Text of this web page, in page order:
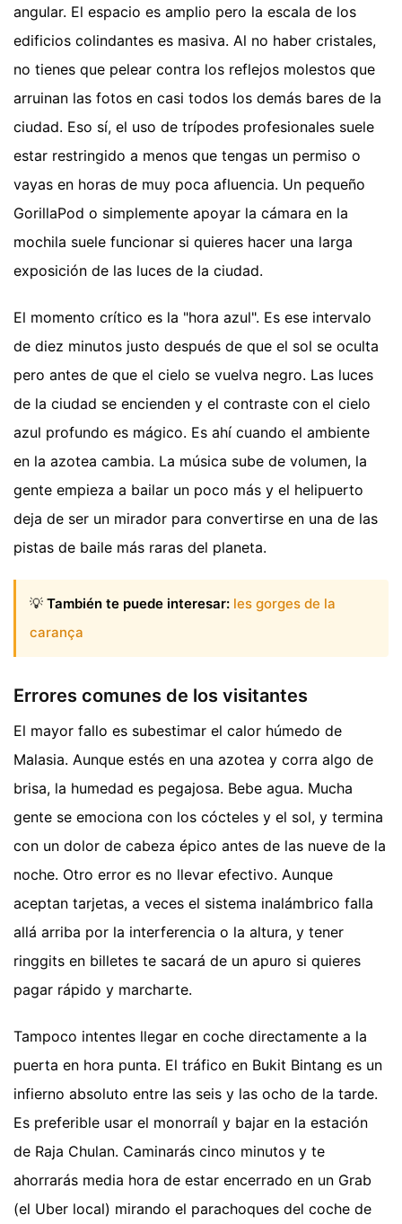
angular. El espacio es amplio pero la escala de los
edificios colindantes es masiva. Al no haber cristales,
no tienes que pelear contra los reflejos molestos que
arruinan las fotos en casi todos los demás bares de la
ciudad. Eso sí, el uso de trípodes profesionales suele
estar restringido a menos que tengas un permiso o
vayas en horas de muy poca afluencia. Un pequeño
GorillaPod o simplemente apoyar la cámara en la
mochila suele funcionar si quieres hacer una larga
exposición de las luces de la ciudad.
El momento crítico es la "hora azul". Es ese intervalo
de diez minutos justo después de que el sol se oculta
pero antes de que el cielo se vuelva negro. Las luces
de la ciudad se encienden y el contraste con el cielo
azul profundo es mágico. Es ahí cuando el ambiente
en la azotea cambia. La música sube de volumen, la
gente empieza a bailar un poco más y el helipuerto
deja de ser un mirador para convertirse en una de las
pistas de baile más raras del planeta.
💡 También te puede interesar: les gorges de la
carança
Errores comunes de los visitantes
El mayor fallo es subestimar el calor húmedo de
Malasia. Aunque estés en una azotea y corra algo de
brisa, la humedad es pegajosa. Bebe agua. Mucha
gente se emociona con los cócteles y el sol, y termina
con un dolor de cabeza épico antes de las nueve de la
noche. Otro error es no llevar efectivo. Aunque
aceptan tarjetas, a veces el sistema inalámbrico falla
allá arriba por la interferencia o la altura, y tener
ringgits en billetes te sacará de un apuro si quieres
pagar rápido y marcharte.
Tampoco intentes llegar en coche directamente a la
puerta en hora punta. El tráfico en Bukit Bintang es un
infierno absoluto entre las seis y las ocho de la tarde.
Es preferible usar el monorraíl y bajar en la estación
de Raja Chulan. Caminarás cinco minutos y te
ahorrarás media hora de estar encerrado en un Grab
(el Uber local) mirando el parachoques del coche de